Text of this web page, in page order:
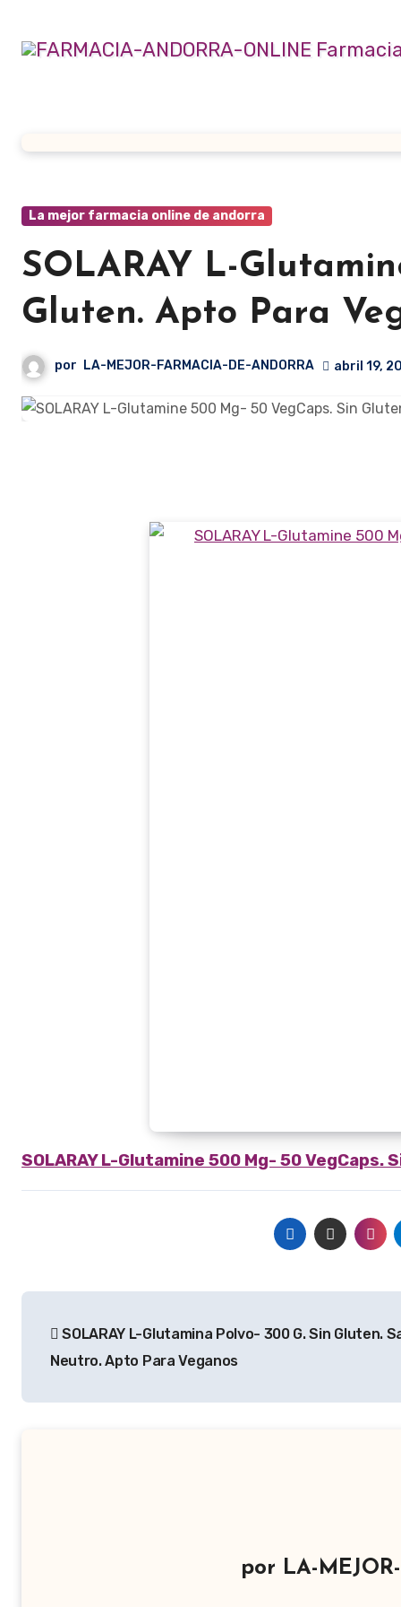
contenido
La mejor farmacia online de andorra
SOLARAY L-
Gluten. Apto Para
por LA-MEJOR-FARMACIA-DE-ANDORRA abril 19,
SOLARAYL-Glutamine 500 Mg- 50 VegCaps.
de SOLARAY L-Glutamina Polvo- 300 G. Sin Gluten.
Neutro. Apto Para Veganos
por LA-